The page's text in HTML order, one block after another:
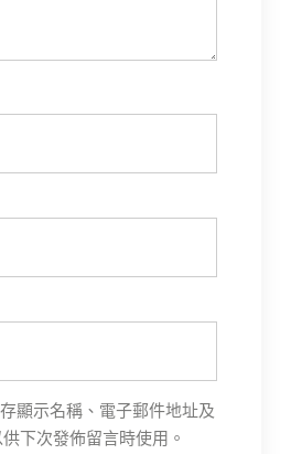
顯示名稱、電子郵件地址及
下次發佈留言時使用。